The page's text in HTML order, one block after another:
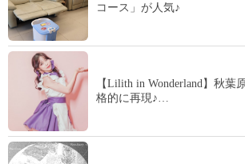
コース」が人気♪
【Lilith in Wonderland】秋葉
格的に再現♪…